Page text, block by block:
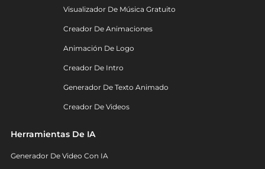
Visualizador De Música Gratuito
Creador De Animaciones
Animación De Logo
Creador De Intro
Generador De Texto Animado
Creador De Videos
Herramientas De IA
Generador De Video Con IA